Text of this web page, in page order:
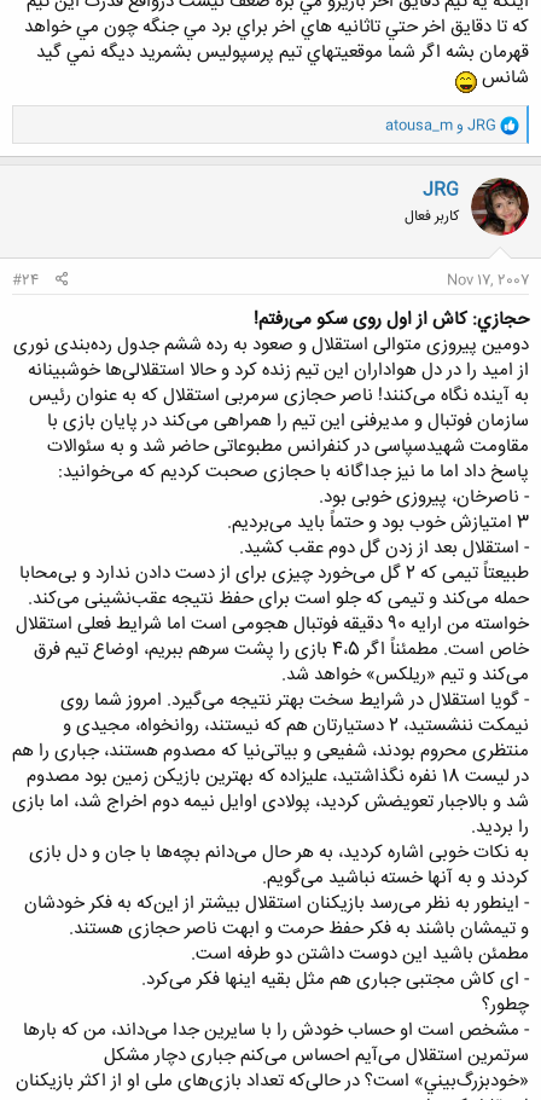
كه تا دقايق اخر حتي تاثانيه هاي اخر براي برد مي جنگه چون مي خواهد
قهرمان بشه اگر شما موقعيتهاي تيم پرسپوليس بشمريد ديگه نمي گيد
شانس
و
ا
ک
ن
ش
ه
ا
JRG وatousa_m
JRG
کاربر فعال
Nov 17, 2007
#24
حجازي: کاش‌ از اول‌ روى‌ سکو مى‌رفتم!
دومين‌ پيروزى‌ متوالى‌ استقلال‌ و صعود به‌ رده‌ ششم‌ جدول‌ رده‌بندى‌ نورى‌
از اميد را در دل‌ هواداران‌ اين‌ تيم‌ زنده‌ کرد و حالا استقلالى‌ها خوشبينانه‌
به‌ آينده‌ نگاه‌ مى‌کنند! ناصر حجازى‌ سرمربى‌ استقلال‌ که‌ به‌ عنوان‌ رئيس‌
سازمان‌ فوتبال‌ و مديرفنى‌ اين‌ تيم‌ را همراهى‌ مى‌کند در پايان‌ بازى‌ با
مقاومت‌ شهيدسپاسى‌ در کنفرانس‌ مطبوعاتى‌ حاضر شد و به‌ سئوالات‌
پاسخ‌ داد اما ما نيز جداگانه‌ با حجازى‌ صحبت‌ کرديم‌ که‌ مى‌خوانيد:
- ناصرخان، پيروزى‌ خوبى‌ بود.
3 امتيازش‌ خوب‌ بود و حتماً‌ بايد مى‌برديم.
- استقلال‌ بعد از زدن‌ گل‌ دوم‌ عقب‌ کشيد.
طبيعتاً‌ تيمى‌ که‌ 2 گل‌ مى‌خورد چيزى‌ براى‌ از دست‌ دادن‌ ندارد و بى‌محابا
حمله‌ مى‌کند و تيمى‌ که‌ جلو است‌ براى‌ حفظ‌ نتيجه‌ عقب‌نشينى‌ مى‌کند.
خواسته‌ من‌ ارايه‌ 90 دقيقه‌ فوتبال‌ هجومى‌ است‌ اما شرايط‌ فعلى‌ استقلال‌
خاص‌ است. مطمئناً‌ اگر 4،5 بازى‌ را پشت‌ سرهم‌ ببريم، اوضاع‌ تيم‌ فرق‌
مى‌کند و تيم‌ «ريلکس» خواهد شد.
- گويا استقلال‌ در شرايط‌ سخت‌ بهتر نتيجه‌ مى‌گيرد. امروز شما روى‌
نيمکت‌ ننشستيد، 2 دستيارتان‌ هم‌ که‌ نيستند، روانخواه، مجيدى‌ و
منتظرى‌ محروم‌ بودند، شفيعى‌ و بياتى‌نيا که‌ مصدوم‌ هستند، جبارى‌ را هم‌
در ليست‌ 18 نفره‌ نگذاشتيد، عليزاده‌ که‌ بهترين‌ بازيکن‌ زمين‌ بود مصدوم‌
شد و بالاجبار تعويضش‌ کرديد، پولادى‌ اوايل‌ نيمه‌ دوم‌ اخراج‌ شد، اما بازى‌
را برديد.
به‌ نکات‌ خوبى‌ اشاره‌ کرديد، به‌ هر حال‌ مى‌دانم‌ بچه‌ها با جان‌ و دل‌ بازى‌
کردند و به‌ آنها خسته‌ نباشيد مى‌گويم.
- اينطور به‌ نظر مى‌رسد بازيکنان‌ استقلال‌ بيشتر از اين‌که‌ به‌ فکر خودشان‌
و تيمشان‌ باشند به‌ فکر حفظ‌ حرمت‌ و ابهت‌ ناصر حجازى‌ هستند.
مطمئن‌ باشيد اين‌ دوست‌ داشتن‌ دو طرفه‌ است.
- اى‌ کاش‌ مجتبى‌ جبارى‌ هم‌ مثل‌ بقيه‌ اينها فکر مى‌کرد.
چطور؟
- مشخص‌ است‌ او حساب‌ خودش‌ را با سايرين‌ جدا مى‌داند، من‌ که‌ بارها
سرتمرين‌ استقلال‌ مى‌آيم‌ احساس‌ مى‌کنم‌ جبارى‌ دچار مشکل‌
«خودبزرگ‌بيني» است؟ در حالى‌که‌ تعداد بازى‌هاى‌ ملى‌ او از اکثر بازيکنان‌